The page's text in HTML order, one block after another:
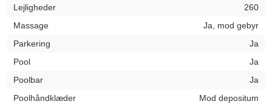
Lejligheder
260
Massage
Ja, mod gebyr
Parkering
Ja
Pool
Ja
Poolbar
Ja
Poolhåndklæder
Mod depositum